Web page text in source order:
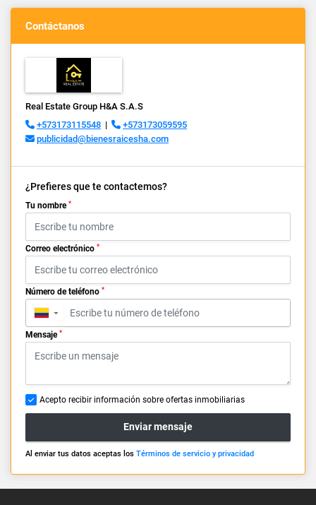
Contáctanos
Real Estate Group H&A S.A.S
+573173115548 |
+573173059595
publicidad@bienesraicesha.com
¿Prefieres que te contactemos?
Tu nombre *
Correo electrónico *
Número de teléfono *
▼
Mensaje *
Acepto recibir información sobre ofertas inmobiliarias
Enviar mensaje
Al enviar tus datos aceptas los Términos de servicio y privacidad